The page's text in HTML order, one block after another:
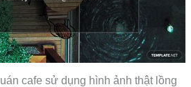
cafe sử dụng hình ảnh thật lồng